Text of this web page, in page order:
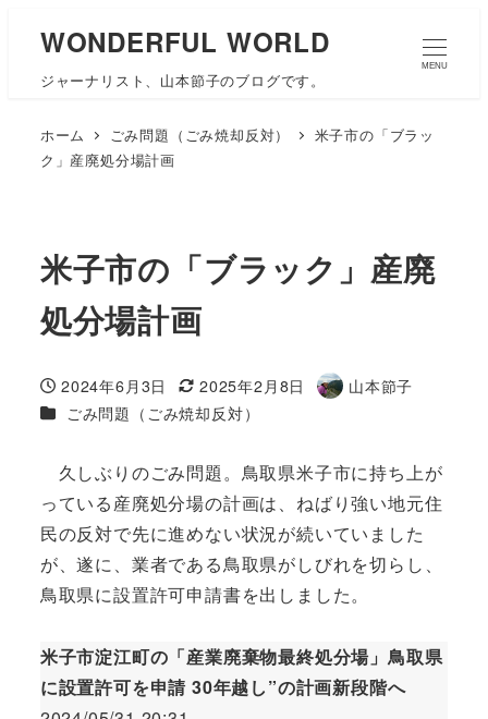
WONDERFUL WORLD
ジャーナリスト、山本節子のブログです。
MENU
ホーム ごみ問題（ごみ焼却反対）
米子市の「ブラッ
ク」産廃処分場計画
米子市の「ブラック」産廃
処分場計画
投稿日
2024年6月3日
更新日
2025年2月8日
著
山本節子
カテゴリー
ごみ問題（ごみ焼却反対）
久しぶりのごみ問題。鳥取県米子市に持ち上が
っている産廃処分場の計画は、ねばり強い地元住
民の反対で先に進めない状況が続いていました
が、遂に、業者である鳥取県がしびれを切らし、
鳥取県に設置許可申請書を出しました。
米子市淀江町の「産業廃棄物最終処分場」鳥取県
に設置許可を申請 30年越し”の計画新段階へ